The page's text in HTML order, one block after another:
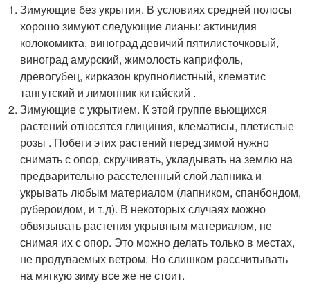
Зимующие без укрытия. В условиях средней полосы
хорошо зимуют следующие лианы: актинидия
колокомикта, виноград девичий пятилисточковый,
виноград амурский, жимолость каприфоль,
древогубец, кирказон крупнолистный, клематис
тангутский и лимонник китайский .
Зимующие с укрытием. К этой группе вьющихся
растений относятся глициния, клематисы, плетистые
розы . Побеги этих растений перед зимой нужно
снимать с опор, скручивать, укладывать на землю на
предварительно расстеленный слой лапника и
укрывать любым материалом (лапником, спанбондом,
рубероидом, и т.д). В некоторых случаях можно
обвязывать растения укрывным материалом, не
снимая их с опор. Это можно делать только в местах,
не продуваемых ветром. Но слишком рассчитывать
на мягкую зиму все же не стоит.